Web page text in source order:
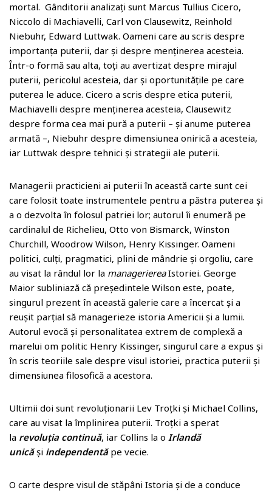
mortal. Gânditorii analizați sunt Marcus Tullius Cicero,
Niccolo di Machiavelli, Carl von Clausewitz, Reinhold
Niebuhr, Edward Luttwak. Oameni care au scris despre
importanța puterii, dar și despre menținerea acesteia.
Într-o formă sau alta, toți au avertizat despre mirajul
puterii, pericolul acesteia, dar și oportunitățile pe care
puterea le aduce. Cicero a scris despre etica puterii,
Machiavelli despre menținerea acesteia, Clausewitz
despre forma cea mai pură a puterii – și anume puterea
armată –, Niebuhr despre dimensiunea onirică a acesteia,
iar Luttwak despre tehnici și strategii ale puterii.
Managerii practicieni ai puterii în această carte sunt cei
care folosit toate instrumentele pentru a păstra puterea și
a o dezvolta în folosul patriei lor; autorul îi enumeră pe
cardinalul de Richelieu, Otto von Bismarck, Winston
Churchill, Woodrow Wilson, Henry Kissinger. Oameni
politici, culți, pragmatici, plini de mândrie și orgoliu, care
au visat la rândul lor la manageriereaIstoriei. George
Maior subliniază că președintele Wilson este, poate,
singurul prezent în această galerie care a încercat și a
reușit parțial să managerieze istoria Americii și a lumii.
Autorul evocă și personalitatea extrem de complexă a
marelui om politic Henry Kissinger, singurul care a expus și
în scris teoriile sale despre visul istoriei, practica puterii și
dimensiunea filosofică a acestora.
Ultimii doi sunt revoluționarii Lev Troțki și Michael Collins,
care au visat la împlinirea puterii. Troțki a sperat
la revoluția continuă, iar Collins la o Irlandă
unicăși independentăpe vecie.
O carte despre visul de stăpâni Istoria și de a conduce